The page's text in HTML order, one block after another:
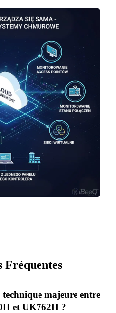
technique majeure entre
et UK762H ?